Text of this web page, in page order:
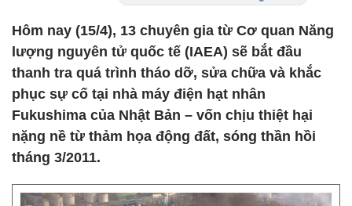
Hôm nay (15/4), 13 chuyên gia từ Cơ quan Năng
lượng nguyên tử quốc tế (IAEA) sẽ bắt đầu
thanh tra quá trình tháo dỡ, sửa chữa và khắc
phục sự cố tại nhà máy điện hạt nhân
Fukushima của Nhật Bản – vốn chịu thiệt hại
nặng nề từ thảm họa động đất, sóng thần hồi
tháng 3/2011.